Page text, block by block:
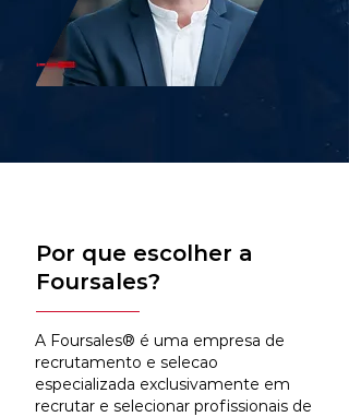
Por que escolher a
Foursales?
A Foursales® é uma empresa de
recrutamento e selecao
especializada exclusivamente em
recrutar e selecionar profissionais de